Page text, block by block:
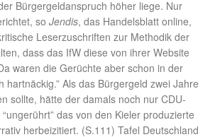
Bürgergeldanspruch höher liege. Nur
so Jendis, das Handelsblatt online,
Leserzuschriften zur Methodik der
dass das IfW diese von ihrer Website
waren die Gerüchte aber schon in der
hartnäckig.” Als das Bürgergeld zwei Jahre
sollte, hätte der damals noch nur CDU-
“ungerührt” das von den Kieler produzierte
herbeizitiert. (S.111) Tafel Deutschland